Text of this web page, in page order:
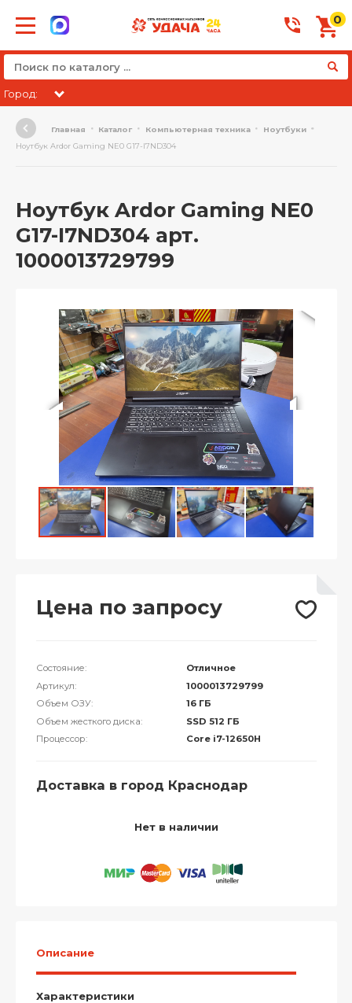
0
Город:
Главная Каталог Компьютерная техника
Ноутбуки
Ноутбук Ardor Gaming NE0 G17-I7ND304
Ноутбук Ardor Gaming NE0
G17-I7ND304 арт.
1000013729799
Цена по запросу
Состояние:
Отличное
Артикул:
1000013729799
Объем ОЗУ:
16 ГБ
Объем жесткого диска:
SSD 512 ГБ
Процессор:
Core i7-12650H
Доставка в город Краснодар
Нет в наличии
Описание
Характеристики